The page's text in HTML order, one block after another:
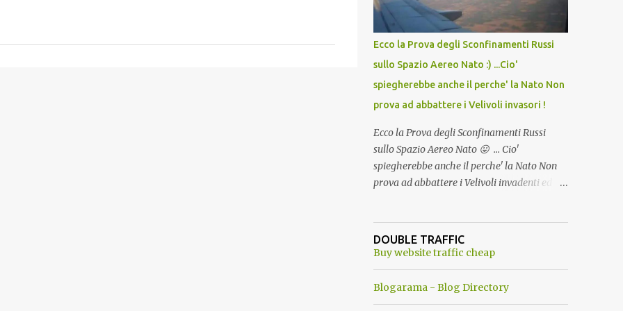
del Capo, era "spettacolare Ghiacciato, ma
andava bene anche, a Temperatura
Ambiente"! Riproponiamo l'articolo per NON
Ecco la Prova degli Sconfinamenti Russi
sullo Spazio Aereo Nato :) ...Cio'
spiegherebbe anche il perche' la Nato Non
prova ad abbattere i Velivoli invasori !
Ecco la Prova degli Sconfinamenti Russi
sullo Spazio Aereo Nato 😛 ... Cio'
spiegherebbe anche il perche' la Nato Non
prova ad abbattere i Velivoli invadenti ed
alcuna notizia di un'invasione dello spazio
aereo NATO da parte di un robot chiamato
ancora una fantasia Nato o forse una "False
DOUBLE TRAFFIC
Buy website traffic cheap
Blogarama - Blog Directory